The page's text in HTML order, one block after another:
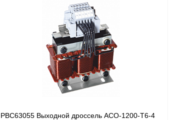
PBC63055 Выходной дроссель ACO-1200-T6-4